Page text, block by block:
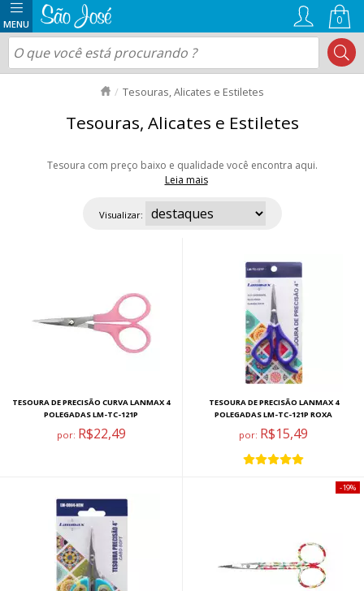
0
Tesouras, Alicates e Estiletes
Tesouras, Alicates e Estiletes
Tesoura com preço baixo e qualidade você encontra aqui.
Leia mais
para seus trabalhos. Diversos tamanhos, marcas e modelos. Navegue
pelas opções e confira! Aproveite nossas ofertas e envio rápido para todo
Visualizar:
TESOURA DE PRECISÃO CURVA LANMAX 4
POLEGADAS LM-TC-121P
por: R$22,49
TESOURA DE PRECISÃO LANMAX 4
POLEGADAS LM-TC-121P ROXA
por: R$15,49
19%